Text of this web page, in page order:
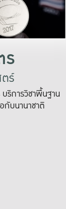
เปลี่ยนแปลง แล
เพื่อทำง
ระบบสารสนเทศ
ร์
การวิชาพื้นฐาน
กับนานาชาติ